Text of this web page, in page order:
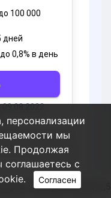
персонализации
мы
Продолжая
соглашаетесь с
Согласен